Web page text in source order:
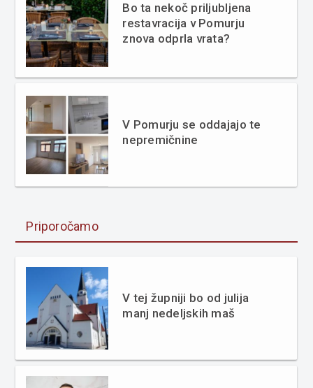
Bo ta nekoč priljubljena
restavracija v Pomurju
znova odprla vrata?
V Pomurju se oddajajo te
nepremičnine
Priporočamo
V tej župniji bo od julija
manj nedeljskih maš